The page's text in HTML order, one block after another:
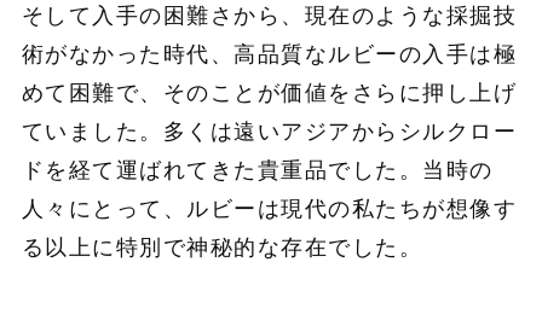
そして入手の困難さから、現在のような採掘技
術がなかった時代、高品質なルビーの入手は極
めて困難で、そのことが価値をさらに押し上げ
ていました。多くは遠いアジアからシルクロー
ドを経て運ばれてきた貴重品でした。当時の
人々にとって、ルビーは現代の私たちが想像す
る以上に特別で神秘的な存在でした。